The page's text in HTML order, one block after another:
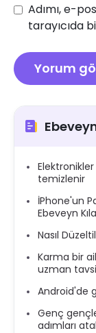
Adımı, e-
tarayıcıda
temizlenir
İPhone'un
Ebeveyn
Nasıl
Karma bir
uzman
Android'de
Genç
adımları